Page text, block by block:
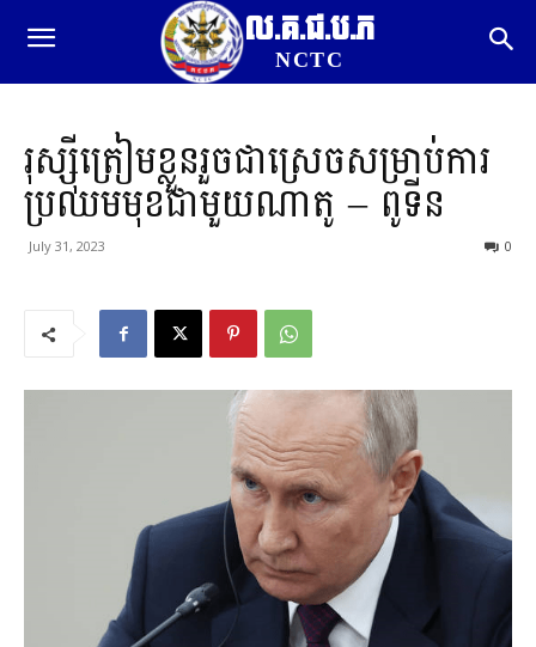
ល.គ.ជ.ប.ភ
NCTC
រុស្ស៊ីត្រៀមខ្លួនរួចជាស្រេចសម្រាប់ការ
ប្រឈមមុខជាមួយណាតូ – ពូទីន
July 31, 2023 0